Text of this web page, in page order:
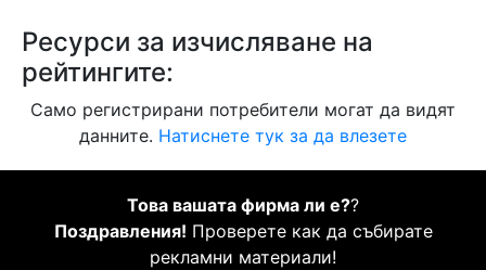
Ресурси за изчисляване на
рейтингите:
Само регистрирани потребители могат да видят
данните. Натиснете тук за да влезете
Това вашата фирма ли е??
Поздравления! Проверете как да събирате
рекламни материали!